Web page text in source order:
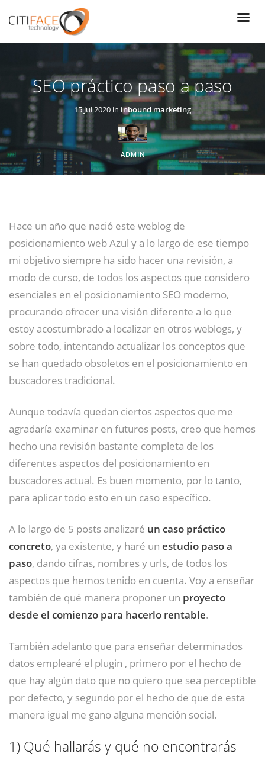
contenido
SEO práctico paso a paso
15 Jul 2020 in inbound marketing
ADMIN
Hace un año que nació este weblog de
posicionamiento web Azul y a lo largo de ese tiempo
mi objetivo siempre ha sido hacer una revisión, a
modo de curso, de todos los aspectos que considero
esenciales en el posicionamiento SEO moderno,
procurando ofrecer una visión diferente a lo que
estoy acostumbrado a localizar en otros weblogs, y
sobre todo, intentando actualizar los conceptos que
se han quedado obsoletos en el posicionamiento en
buscadores tradicional.
Aunque todavía quedan ciertos aspectos que me
agradaría examinar en futuros posts, creo que hemos
hecho una revisión bastante completa de los
diferentes aspectos del posicionamiento en
buscadores actual. Es buen momento, por lo tanto,
para aplicar todo esto en un caso específico.
A lo largo de 5 posts analizaré un caso práctico
concreto, ya existente, y haré un estudio paso a
paso, dando cifras, nombres y urls, de todos los
aspectos que hemos tenido en cuenta. Voy a enseñar
también de qué manera proponer un proyecto
desde el comienzo para hacerlo rentable.
También adelanto que para enseñar determinados
datos emplearé el plugin , primero por el hecho de
que hay algún dato que no quiero que sea perceptible
por defecto, y segundo por el hecho de que de esta
manera igual me gano alguna mención social.
1) Qué hallarás y qué no encontrarás